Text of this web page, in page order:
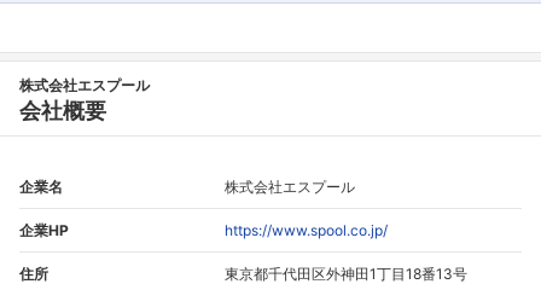
株式会社エスプール
会社概要
企業名 株式会社エスプール
企業HP https://www.spool.co.jp/
住所 東京都千代田区外神田1丁目18番13号